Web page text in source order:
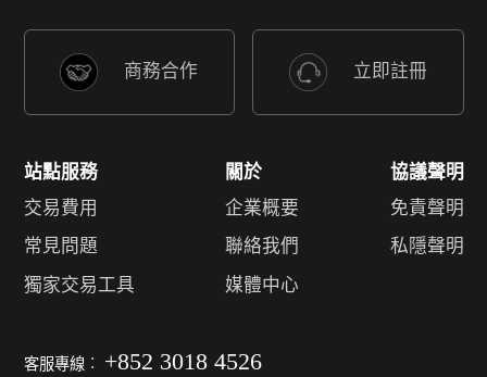
商務合作 立即註冊
站點服務
交易費用
常見問題
獨家交易工具
關於
企業概要
聯絡我們
媒體中心
協議聲明
免責聲明
私隱聲明
客服專線︰ +852 3018 4526